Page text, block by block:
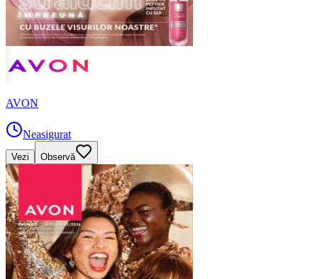
AVON
Neasigurat
Vezi Observă